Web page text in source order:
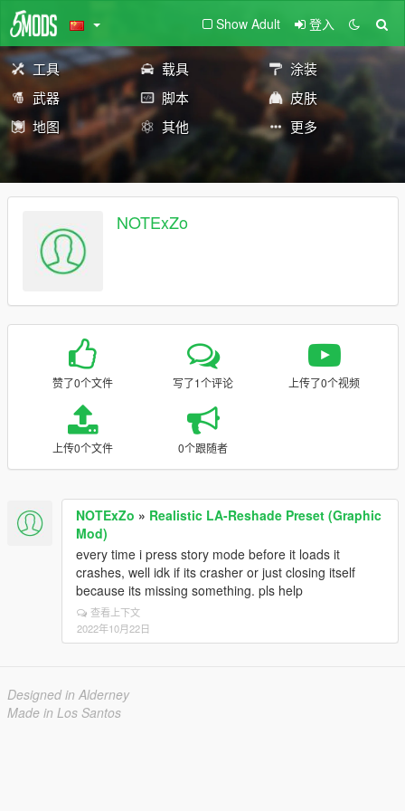
Show Adult 登入
工具 载具
涂装
武器
脚本
皮肤
地图
其他 更多
NOTExZo
赞了0个文件 写了1个评论 上传了0个视频
上传0个文件 0个跟随者
NOTExZo » Realistic LA-Reshade Preset (Graphic
Mod)
every time i press story mode before it loads it
crashes, well idk if its crasher or just closing itself
because its missing something. pls help
查看上下文
2022年10月22日
Designed in Alderney
Made in Los Santos